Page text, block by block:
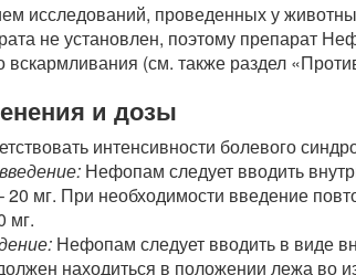
исследований, проведенных у
не установлен, поэтому препарат
вскармливания (см. также раздел
и дозы
интенсивности болевого
Нефопам следует вводить
20 мг. При необходимости введение
мг.
Нефопам следует вводить в виде
находиться в положении лежа во